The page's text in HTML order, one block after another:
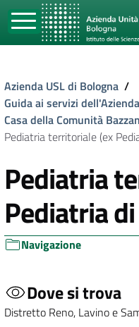
Azienda USL di Bologna /
Guida ai servizi
Casa della Comunità
Pediatria territoriale (ex
Pediatria
Pediatria
Navigazione
Dove si trova
Distretto Reno, Lavino e